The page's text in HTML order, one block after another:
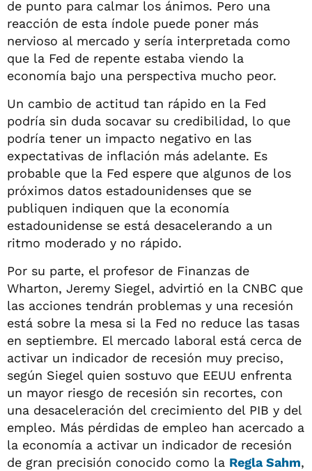
de punto para calmar los ánimos. Pero una
reacción de esta índole puede poner más
nervioso al mercado y sería interpretada como
que la Fed de repente estaba viendo la
economía bajo una perspectiva mucho peor.
Un cambio de actitud tan rápido en la Fed
podría sin duda socavar su credibilidad, lo que
podría tener un impacto negativo en las
expectativas de inflación más adelante. Es
probable que la Fed espere que algunos de los
próximos datos estadounidenses que se
publiquen indiquen que la economía
estadounidense se está desacelerando a un
ritmo moderado y no rápido.
Por su parte, el profesor de Finanzas de
Wharton, Jeremy Siegel, advirtió en la CNBC que
las acciones tendrán problemas y una recesión
está sobre la mesa si la Fed no reduce las tasas
en septiembre. El mercado laboral está cerca de
activar un indicador de recesión muy preciso,
según Siegel quien sostuvo que EEUU enfrenta
un mayor riesgo de recesión sin recortes, con
una desaceleración del crecimiento del PIB y del
empleo. Más pérdidas de empleo han acercado a
la economía a activar un indicador de recesión
de gran precisión conocido como la Regla Sahm,